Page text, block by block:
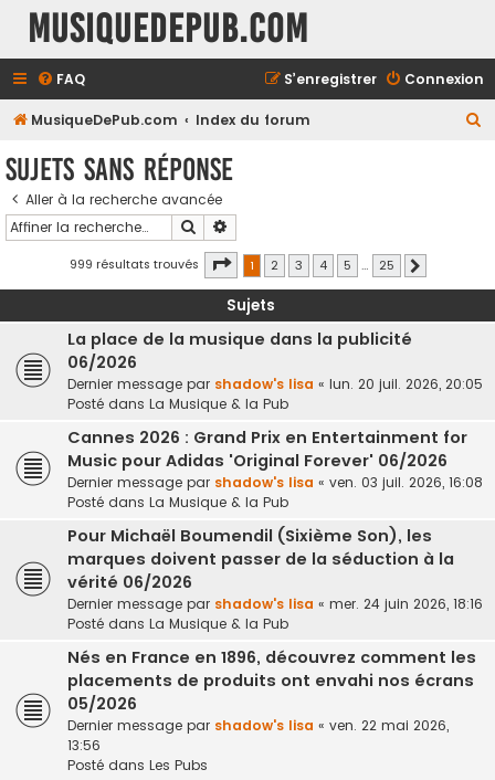
MusiqueDePub.com
FAQ Connexion
S’enregistrer
MusiqueDePub.com Index du forum
c
h
Sujets sans réponse
Aller à la recherche avancée
Rechercher
999 résultats trouvés Page 1sur25
1 2 3 4 5 … 25
Sujets
La place de la musique dans la publicité
06/2026
Dernier message par shadow's lisa « lun. 20 juil. 2026, 20:05
Posté dans La Musique & la Pub
Cannes 2026 : Grand Prix en Entertainment for
Music pour Adidas 'Original Forever' 06/2026
Dernier message par shadow's lisa « ven. 03 juil. 2026, 16:08
Posté dans La Musique & la Pub
Pour Michaël Boumendil (Sixième Son), les
marques doivent passer de la séduction à la
vérité 06/2026
Dernier message par shadow's lisa « mer. 24 juin 2026, 18:16
Posté dans La Musique & la Pub
Nés en France en 1896, découvrez comment les
placements de produits ont envahi nos écrans
05/2026
Dernier message par shadow's lisa « ven. 22 mai 2026,
13:56
Posté dans Les Pubs